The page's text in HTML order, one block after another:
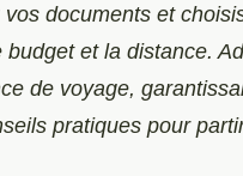
documents et
et la distance.
de voyage,
pratiques pour